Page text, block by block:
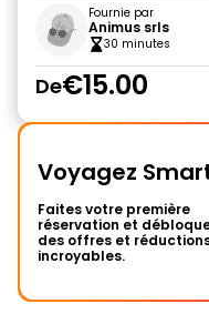
Fournie par
Animus srls
30 minutes
De€15.00
Voyagez
Faites votre première
réservation et
des offres et
incroyables.